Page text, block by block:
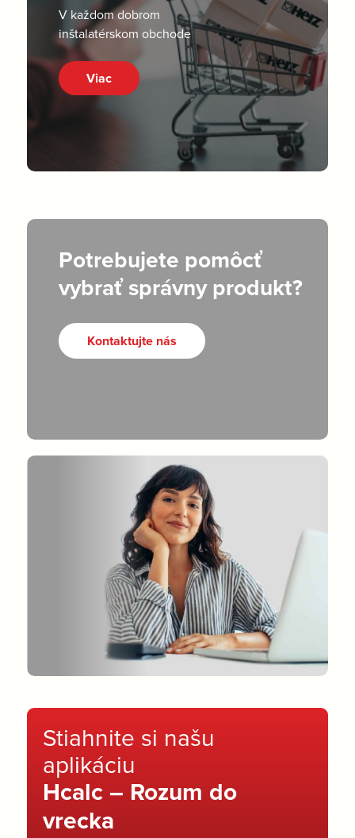
V každom dobrom
inštalatérskom obchode
Viac
Potrebujete pomôcť
vybrať správny produkt?
Kontaktujte nás
Stiahnite si našu
aplikáciu
Hcalc – Rozum do
vrecka